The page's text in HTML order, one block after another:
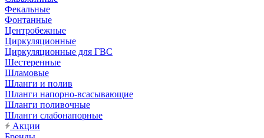
Фекальные
Фонтанные
Центробежные
Циркуляционные
Циркуляционные для ГВС
Шестеренные
Шламовые
Шланги и полив
Шланги напорно-всасывающие
Шланги поливочные
Шланги слабонапорные
Акции